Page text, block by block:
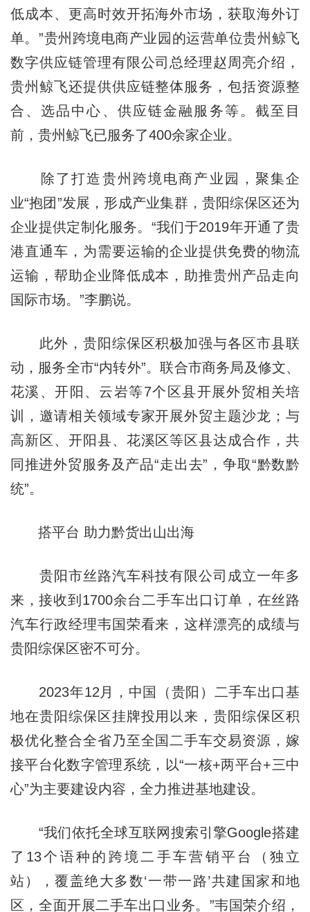
低成本、更高时效开拓海外市场，获取海外订
单。”贵州跨境电商产业园的运营单位贵州鲸飞
数字供应链管理有限公司总经理赵周亮介绍，
贵州鲸飞还提供供应链整体服务，包括资源整
合、选品中心、供应链金融服务等。截至目
前，贵州鲸飞已服务了400余家企业。
除了打造贵州跨境电商产业园，聚集企
业“抱团”发展，形成产业集群，贵阳综保区还为
企业提供定制化服务。“我们于2019年开通了贵
港直通车，为需要运输的企业提供免费的物流
运输，帮助企业降低成本，助推贵州产品走向
国际市场。”李鹏说。
此外，贵阳综保区积极加强与各区市县联
动，服务全市“内转外”。联合市商务局及修文、
花溪、开阳、云岩等7个区县开展外贸相关培
训，邀请相关领域专家开展外贸主题沙龙；与
高新区、开阳县、花溪区等区县达成合作，共
同推进外贸服务及产品“走出去”，争取“黔数黔
统”。
搭平台 助力黔货出山出海
贵阳市丝路汽车科技有限公司成立一年多
来，接收到1700余台二手车出口订单，在丝路
汽车行政经理韦国荣看来，这样漂亮的成绩与
贵阳综保区密不可分。
2023年12月，中国（贵阳）二手车出口基
地在贵阳综保区挂牌投用以来，贵阳综保区积
极优化整合全省乃至全国二手车交易资源，嫁
接平台化数字管理系统，以“一核+两平台+三中
心”为主要建设内容，全力推进基地建设。
“我们依托全球互联网搜索引擎Google搭建
了13个语种的跨境二手车营销平台（独立
站），覆盖绝大多数‘一带一路’共建国家和地
区，全面开展二手车出口业务。”韦国荣介绍，